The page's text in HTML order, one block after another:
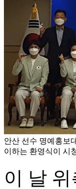
안산 선수 명예홍보
이하는 환영식이 시
이 날